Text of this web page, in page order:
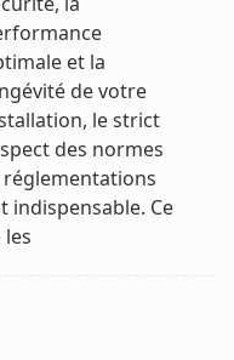
et la
de votre
le strict
des normes
réglementations
indispensable. Ce